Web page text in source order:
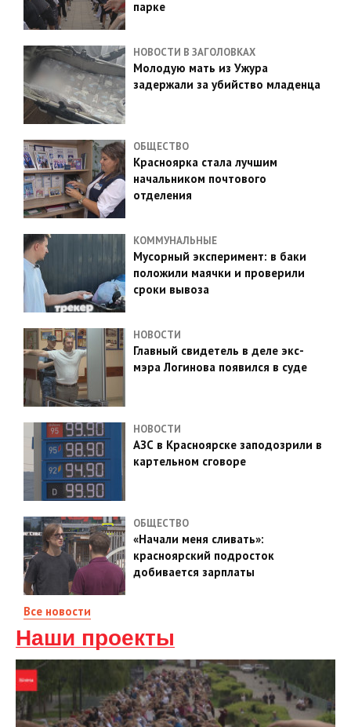
парке
НОВОСТИ В ЗАГОЛОВКАХ
Молодую мать из Ужура
задержали за убийство младенца
ОБЩЕСТВО
Красноярка стала лучшим
начальником почтового
отделения
КОММУНАЛЬНЫЕ
Мусорный эксперимент: в баки
положили маячки и проверили
сроки вывоза
НОВОСТИ
Главный свидетель в деле экс-
мэра Логинова появился в суде
НОВОСТИ
АЗС в Красноярске заподозрили в
картельном сговоре
ОБЩЕСТВО
«Начали меня сливать»:
красноярский подросток
добивается зарплаты
Все новости
Наши проекты